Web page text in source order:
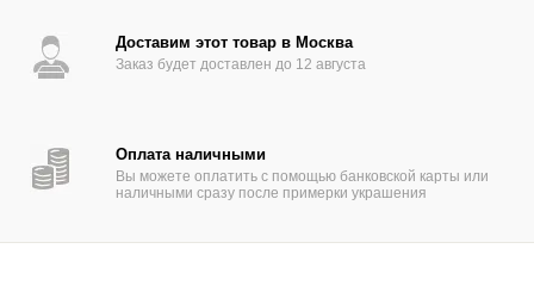
Доставим этот товар в Москва
Заказ будет доставлен до 12 августа
Оплата наличными
Вы можете оплатить с помощью банковской карты или
наличными сразу после примерки украшения